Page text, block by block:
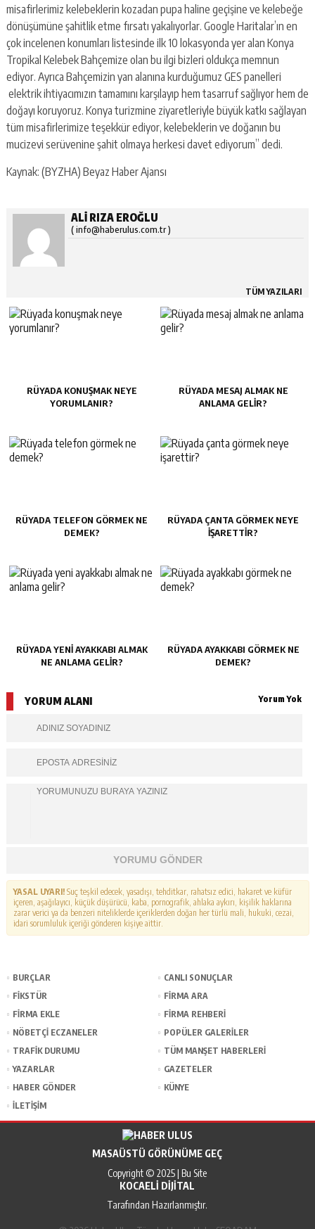
misafirlerimiz kelebeklerin kozadan pupa haline geçişine ve kelebeğe
dönüşümüne şahitlik etme fırsatı yakalıyorlar. Google Haritalar’ın en
çok incelenen konumları listesinde ilk 10 lokasyonda yer alan Konya
Tropikal Kelebek Bahçemize olan bu ilgi bizleri oldukça memnun
ediyor. Ayrıca Bahçemizin yan alanına kurduğumuz GES panelleri
elektrik ihtiyacımızın tamamını karşılayıp hem tasarruf sağlıyor hem de
doğayı koruyoruz. Konya turizmine ziyaretleriyle büyük katkı sağlayan
tüm misafirlerimize teşekkür ediyor, kelebeklerin ve doğanın bu
mucizevi serüvenine şahit olmaya herkesi davet ediyorum” dedi.
Kaynak: (BYZHA) Beyaz Haber Ajansı
ALI RIZA EROĞLU
( info@haberulus.com.tr )
TÜM YAZILARI
RÜYADA KONUŞMAK NEYE
YORUMLANIR?
RÜYADA MESAJ ALMAK NE
ANLAMA GELIR?
RÜYADA TELEFON GÖRMEK NE
DEMEK?
RÜYADA ÇANTA GÖRMEK NEYE
IŞARETTIR?
RÜYADA YENI AYAKKABI ALMAK
NE ANLAMA GELIR?
RÜYADA AYAKKABI GÖRMEK NE
DEMEK?
YORUM ALANI Yorum Yok
YORUMU GÖNDER
YASAL UYARI!Suç teşkil edecek, yasadışı, tehditkar, rahatsız edici, hakaret ve küfür
içeren, aşağılayıcı, küçük düşürücü, kaba, pornografik, ahlaka aykırı, kişilik haklarına
zarar verici ya da benzeri niteliklerde içeriklerden doğan her türlü mali, hukuki, cezai,
idari sorumluluk içeriği gönderen kişiye aittir.
BURÇLAR
CANLI SONUÇLAR
FİKSTÜR
FİRMA ARA
FİRMA EKLE
FİRMA REHBERİ
NÖBETÇİ ECZANELER
POPÜLER GALERİLER
TRAFİK DURUMU
TÜM MANŞET HABERLERİ
YAZARLAR
GAZETELER
HABER GÖNDER
KÜNYE
İLETİŞİM
MASAÜSTÜ GÖRÜNÜME GEÇ
Copyright © 2025 | Bu Site
KOCAELI DIJITAL
Tarafından Hazırlanmıştır.